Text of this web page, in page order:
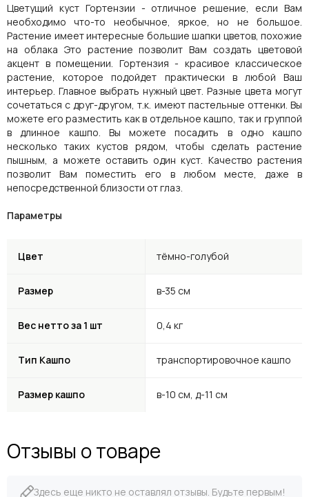
Цветущий куст Гортензии - отличное решение, если Вам
необходимо что-то необычное, яркое, но не большое.
Растение имеет интересные большие шапки цветов, похожие
на облака Это растение позволит Вам создать цветовой
акцент в помещении. Гортензия - красивое классическое
растение, которое подойдет практически в любой Ваш
интерьер. Главное выбрать нужный цвет. Разные цвета могут
сочетаться с друг-другом, т.к. имеют пастельные оттенки. Вы
можете его разместить как в отдельное кашпо, так и группой
в длинное кашпо. Вы можете посадить в одно кашпо
несколько таких кустов рядом, чтобы сделать растение
пышным, а можете оставить один куст. Качество растения
позволит Вам поместить его в любом месте, даже в
непосредственной близости от глаз.
Параметры
Цвет тёмно-голубой
Размер в-35 см
Вес нетто за 1 шт 0,4 кг
Тип Кашпо транспортировочное кашпо
Размер кашпо в-10 см, д-11 см
Отзывы о товаре
Здесь еще никто не оставлял отзывы. Будьте первым!